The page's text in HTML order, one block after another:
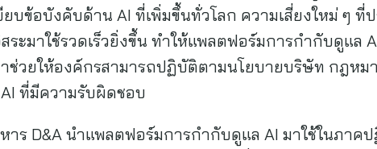
บข้อบังคับด้าน AI ที่เพิ่มขึ้นทั่วโลก ความเสี่ยงใหม่ ๆ
ระมาใช้รวดเร็วยิ่งขึ้น ทำให้แพลตฟอร์มการกำกับดูแล
ช่วยให้องค์กรสามารถปฏิบัติตามนโยบายบริษัท กฎหม
ที่มีความรับผิดชอบ
าร D&A นำแพลตฟอร์มการกำกับดูแล AI มาใช้ในภาค